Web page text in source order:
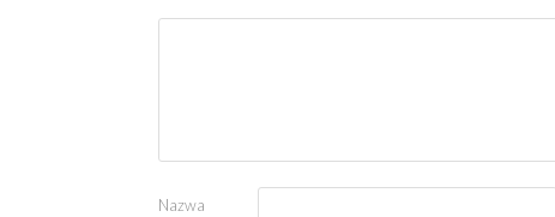
Nazwa